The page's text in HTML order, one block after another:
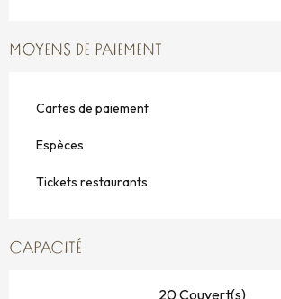
MOYENS DE PAIEMENT
Cartes de paiement
Espèces
Tickets restaurants
CAPACITÉ
20 Couvert(s)